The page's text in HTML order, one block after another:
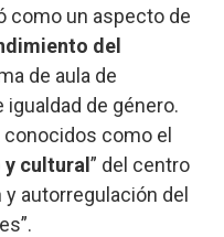
como un aspecto de
del
de aula de
de género.
como el
cultural ” del centro
autorregulación del